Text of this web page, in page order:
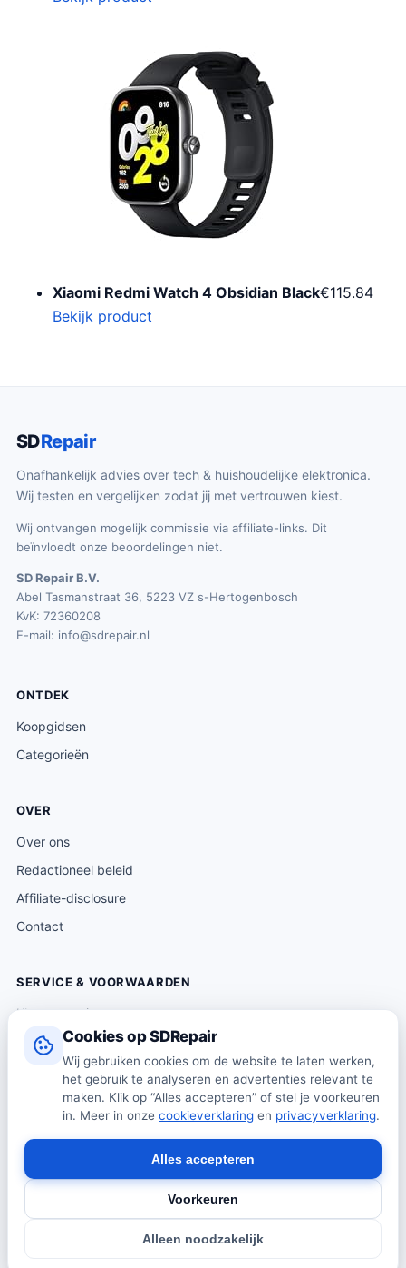
Cookies op SDRepair
Wij gebruiken cookies om de website te laten werken,
het gebruik te analyseren en advertenties relevant te
maken. Klik op “Alles accepteren” of stel je voorkeuren
in. Meer in onze cookieverklaring en privacyverklaring.
Alleen noodzakelijk
Voorkeuren
Alles accepteren
Xiaomi Redmi Watch 4 Obsidian Black€115.84
Bekijk product
SDRepair
Onafhankelijk advies over tech & huishoudelijke elektronica.
Wij testen en vergelijken zodat jij met vertrouwen kiest.
Wij ontvangen mogelijk commissie via affiliate-links. Dit
beïnvloedt onze beoordelingen niet.
SD Repair B.V.
Abel Tasmanstraat 36, 5223 VZ s-Hertogenbosch
KvK: 72360208
E-mail: info@sdrepair.nl
ONTDEK
Koopgidsen
Categorieën
OVER
Over ons
Redactioneel beleid
Affiliate-disclosure
Contact
SERVICE & VOORWAARDEN
Klantenservice
Verzending & levering
Retourneren
Algemene voorwaarden
verkopen zelf geen producten · Alle prijzen onder voorbehoud.